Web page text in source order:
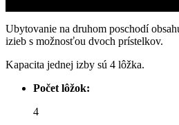
Ubytovanie na druhom poschodí
izieb s možnosťou dvoch prístelkov.
Kapacita jednej izby sú 4 lôžka.
Počet lôžok:
4